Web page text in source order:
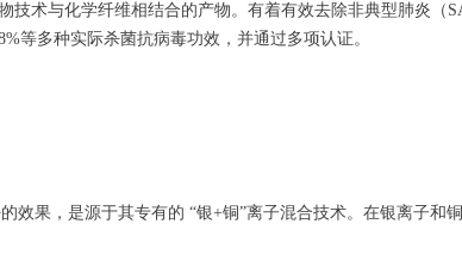
技术与化学纤维相结合的产物。有着有效去除非典型肺炎（
等多种实际杀菌抗病毒功效，并通过多项认证。
效果，是源于其专有的 “银+铜”离子混合技术。在银离子和